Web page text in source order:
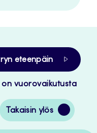
eteenpäin
on vuorovaikutusta
Takaisin ylös
Siirry
takaisin